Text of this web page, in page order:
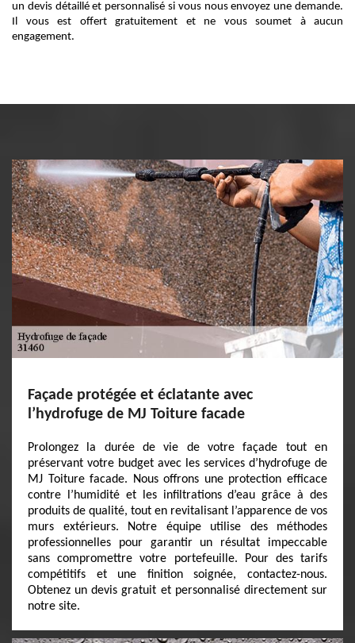
un devis détaillé et personnalisé si vous nous envoyez une demande.
Il vous est offert gratuitement et ne vous soumet à aucun
engagement.
Façade protégée et éclatante avec
l’hydrofuge de MJ Toiture facade
Prolongez la durée de vie de votre façade tout en
préservant votre budget avec les services d’hydrofuge de
MJ Toiture facade. Nous offrons une protection efficace
contre l’humidité et les infiltrations d’eau grâce à des
produits de qualité, tout en revitalisant l’apparence de vos
murs extérieurs. Notre équipe utilise des méthodes
professionnelles pour garantir un résultat impeccable
sans compromettre votre portefeuille. Pour des tarifs
compétitifs et une finition soignée, contactez-nous.
Obtenez un devis gratuit et personnalisé directement sur
notre site.